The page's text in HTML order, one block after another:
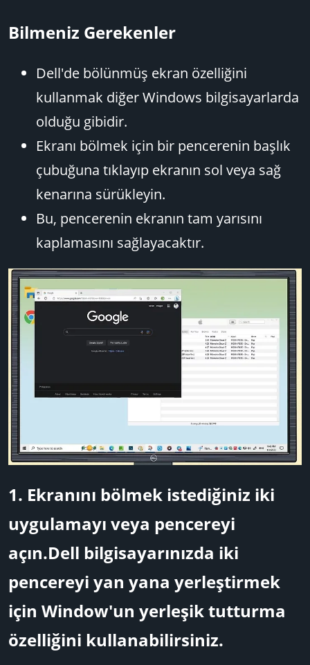
Bilmeniz Gerekenler​
Dell'de bölünmüş ekran özelliğini
kullanmak diğer Windows bilgisayarlarda
olduğu gibidir.
Ekranı bölmek için bir pencerenin başlık
çubuğuna tıklayıp ekranın sol veya sağ
kenarına sürükleyin.
Bu, pencerenin ekranın tam yarısını
kaplamasını sağlayacaktır.
1. Ekranını bölmek istediğiniz iki
uygulamayı veya pencereyi
açın.Dell bilgisayarınızda iki
pencereyi yan yana yerleştirmek
için Window'un yerleşik tutturma
özelliğini kullanabilirsiniz.